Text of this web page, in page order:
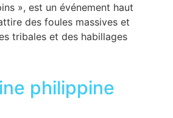
», est un événement haut
des foules massives et
tribales et des habillages
philippine